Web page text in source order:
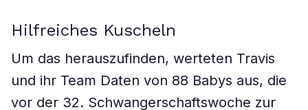
Hilfreiches Kuscheln
Um das herauszufinden, werteten Travis
und ihr Team Daten von 88 Babys aus, die
vor der 32. Schwangerschaftswoche zur